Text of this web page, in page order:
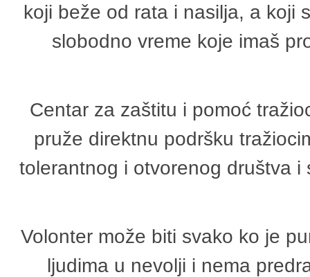
koji beže od rata i nasilja, a koji
slobodno vreme koje imaš
Centar za zaštitu i pomoć
pruže direktnu podršku
tolerantnog i otvorenog društva
Volonter može biti svako ko je
ljudima u nevolji i nema